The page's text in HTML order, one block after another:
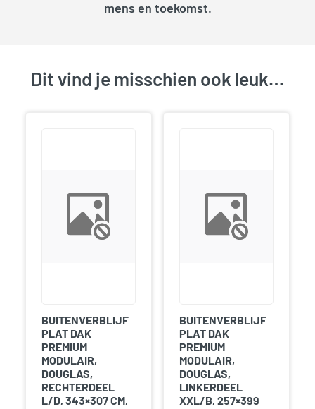
mens en toekomst.
Dit vind je misschien ook leuk…
BUITENVERBLIJF
PLAT DAK
PREMIUM
MODULAIR,
DOUGLAS,
RECHTERDEEL
L/D, 343×307 CM,
BUITENVERBLIJF
PLAT DAK
PREMIUM
MODULAIR,
DOUGLAS,
LINKERDEEL
XXL/B, 257×399